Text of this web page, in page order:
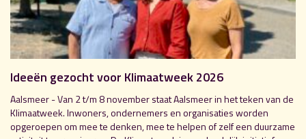
Ideeën gezocht voor Klimaatweek 2026
Aalsmeer - Van 2 t/m 8 november staat Aalsmeer in het teken van de
Klimaatweek. Inwoners, ondernemers en organisaties worden
opgeroepen om mee te denken, mee te helpen of zelf een duurzame